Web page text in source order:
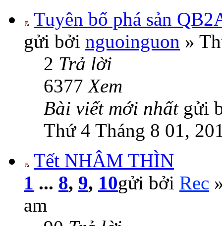
Tuyên bố phá sản
gửi bởi nguoinguon »
2 Trả lời
6377Xem
Bài viết mới nhất gửi
Thứ 4 Tháng 8 01,
Tết NHÂM THÌN
1 ... 8, 9, 10gửi bởi Rec
am